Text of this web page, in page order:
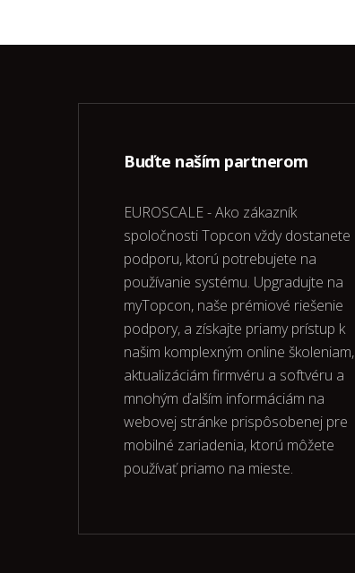
Buďte naším partnerom
EUROSCALE - Ako zákazník
spoločnosti Topcon vždy dostanete
podporu, ktorú potrebujete na
používanie systému. Upgradujte na
myTopcon, naše prémiové riešenie
podpory, a získajte priamy prístup k
našim komplexným online školeniam,
aktualizáciám firmvéru a softvéru a
mnohým ďalším informáciám na
webovej stránke prispôsobenej pre
mobilné zariadenia, ktorú môžete
používať priamo na mieste.